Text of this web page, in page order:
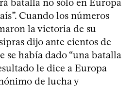
Cuando los números
la victoria de su
dijo ante cientos de
se había dado “una batalla
le dice a Europa
de lucha y